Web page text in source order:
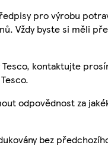
pro výrobu
Vždy byste si měli
kontaktujte
odpovědnost za
bez